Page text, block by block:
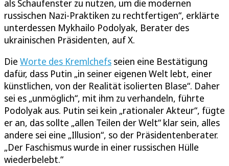
als Schaufenster zu nutzen, um die modernen
russischen Nazi-Praktiken zu rechtfertigen“, erklärte
unterdessen Mykhailo Podolyak, Berater des
ukrainischen Präsidenten, auf X.
Die Worte des Kremlchefs seien eine Bestätigung
dafür, dass Putin „in seiner eigenen Welt lebt, einer
künstlichen, von der Realität isolierten Blase“. Daher
sei es „unmöglich“, mit ihm zu verhandeln, führte
Podolyak aus. Putin sei kein „rationaler Akteur“, fügte
er an, das sollte „allen Teilen der Welt“ klar sein, alles
andere sei eine „Illusion“, so der Präsidentenberater.
„Der Faschismus wurde in einer russischen Hülle
wiederbelebt.“